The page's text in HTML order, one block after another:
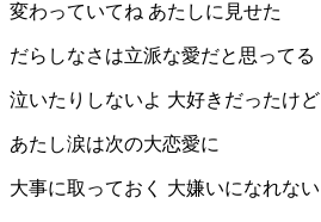
変わっていてね あたしに見せた
だらしなさは立派な愛だと思ってる
泣いたりしないよ 大好きだったけど
あたし涙は次の大恋愛に
大事に取っておく 大嫌いになれない